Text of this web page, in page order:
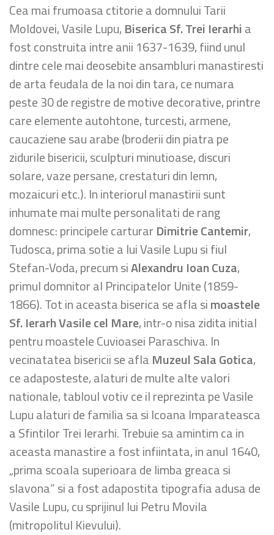
Cea mai frumoasa ctitorie a domnului Tarii
Moldovei, Vasile Lupu, Biserica Sf. Trei Ierarhia
fost construita intre anii 1637-1639, fiind unul
dintre cele mai deosebite ansambluri manastiresti
de arta feudala de la noi din tara, ce numara
peste 30 de registre de motive decorative, printre
care elemente autohtone, turcesti, armene,
caucaziene sau arabe (broderii din piatra pe
zidurile bisericii, sculpturi minutioase, discuri
solare, vaze persane, crestaturi din lemn,
mozaicuri etc.). In interiorul manastirii sunt
inhumate mai multe personalitati de rang
domnesc: principele carturar Dimitrie Cantemir,
Tudosca, prima sotie a lui Vasile Lupu si fiul
Stefan-Voda, precum siAlexandru Ioan Cuza,
primul domnitor al Principatelor Unite (1859-
1866). Tot in aceasta biserica se afla simoastele
Sf. Ierarh Vasile cel Mare, intr-o nisa zidita initial
pentru moastele Cuvioasei Paraschiva. In
vecinatatea bisericii se afla Muzeul Sala Gotica,
ce adaposteste, alaturi de multe alte valori
nationale, tabloul votiv ce il reprezinta pe Vasile
Lupu alaturi de familia sa si Icoana Imparateasca
a Sfintilor Trei Ierarhi. Trebuie sa amintim ca in
aceasta manastire a fost infiintata, in anul 1640,
„prima scoala superioara de limba greaca si
slavona” si a fost adapostita tipografia adusa de
Vasile Lupu, cu sprijinul lui Petru Movila
(mitropolitul Kievului).